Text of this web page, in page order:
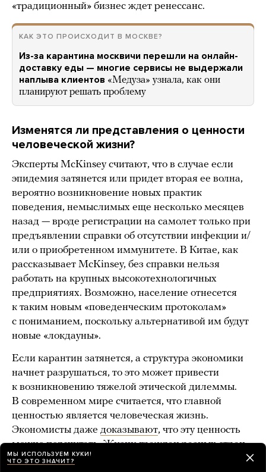
«традиционный» бизнес ждет ренессанс.
КАК ЭТО ПРОИСХОДИТ В МОСКВЕ?
Из-за карантина москвичи перешли на онлайн-
доставку еды — многие сервисы не выдержали
наплыва клиентов «Медуза» узнала, как они
планируют решать проблему
Изменятся ли представления о ценности
человеческой жизни?
Эксперты McKinsey считают, что в случае если
эпидемия затянется или придет вторая ее волна,
вероятно возникновение новых практик
поведения, немыслимых еще несколько месяцев
назад — вроде регистрации на самолет только при
предъявлении справки об отсутствии инфекции и/
или о приобретенном иммунитете. В Китае, как
рассказывает McKinsey, без справки нельзя
работать на крупных высокотехнологичных
предприятиях. Возможно, население отнесется
к таким новым «поведенческим протоколам»
с пониманием, поскольку альтернативой им будут
новые «локдауны».
Если карантин затянется, а структура экономики
начнет разрушаться, то это может привести
к возникновению тяжелой этической дилеммы.
В современном мире считается, что главной
ценностью является человеческая жизнь.
Экономисты даже доказывают, что эту ценность
можно подсчитать. Жизни граждан разных стран
и разных возрастов «стоят» неодинаково. Но даже
МЫ ИСПОЛЬЗУЕМ КУКИ!
ЧТО ЭТО ЗНАЧИТ?